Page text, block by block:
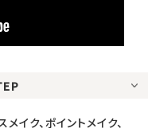
イク、ポイントメイク、